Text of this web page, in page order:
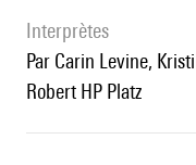
interprètes
par Carin Levine, Kristi Becker, Ensemble Köln , direction :
Robert HP Platz